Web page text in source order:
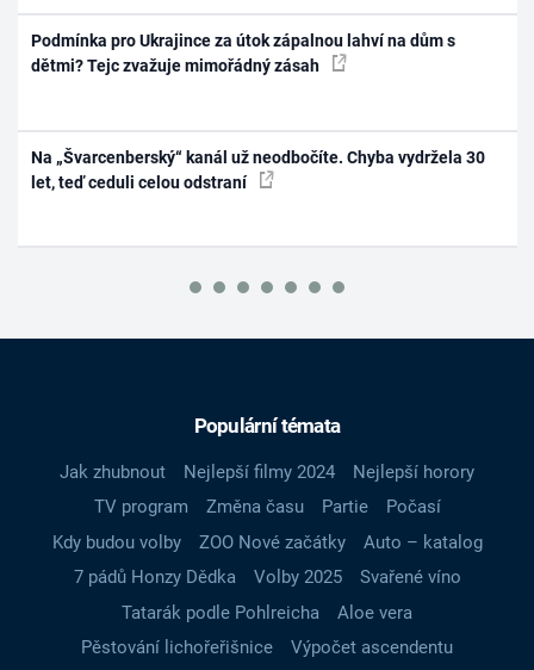
Podmínka pro Ukrajince za útok zápalnou lahví na dům s
dětmi? Tejc zvažuje mimořádný zásah
Na „Švarcenberský“ kanál už neodbočíte. Chyba vydržela 30
let, teď ceduli celou odstraní
Populární témata
Jak zhubnout Nejlepší filmy 2024
Nejlepší horory
TV program
Změna času Partie
Počasí
Kdy budou volby
ZOO Nové začátky
Auto – katalog
7 pádů Honzy Dědka
Volby 2025
Svařené víno
Tatarák podle Pohlreicha
Aloe vera
Pěstování lichořeřišnice
Výpočet ascendentu